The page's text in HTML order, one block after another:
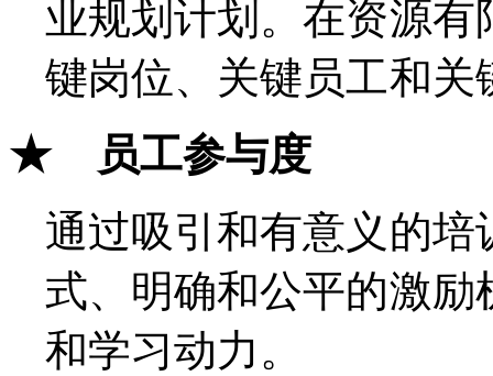
业规划计划。在资源
键岗位、关键员工和关
★ 员工参与度
通过吸引和有意义的
式、明确和公平的激
和学习动力。